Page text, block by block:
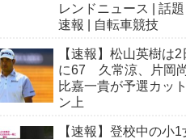
レンドニュース | 話
速報 | 自転車競技
【速報】松山英樹は2
に67 久常涼、片岡尚
比嘉一貴が予選カッ
ン上
【速報】登校中の小1